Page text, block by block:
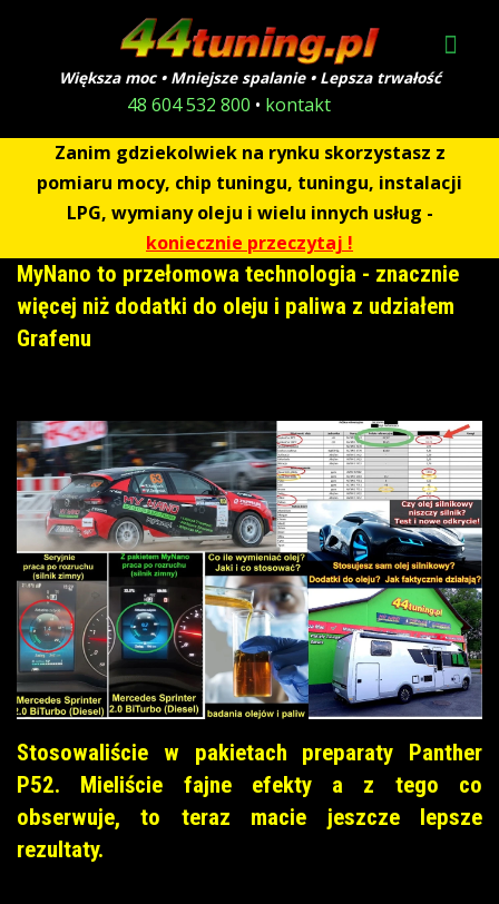
Większa moc • Mniejsze spalanie • Lepsza trwałość
48 604 532 800 • kontakt
Zanim gdziekolwiek na rynku skorzystasz z
pomiaru mocy, chip tuningu, tuningu, instalacji
LPG, wymiany oleju i wielu innych usług -
koniecznie przeczytaj !
MyNano to przełomowa technologia - znacznie
więcej niż dodatki do oleju i paliwa z udziałem
Grafenu
Stosowaliście w pakietach preparaty Panther
P52. Mieliście fajne efekty a z tego co
obserwuje, to teraz macie jeszcze lepsze
rezultaty.